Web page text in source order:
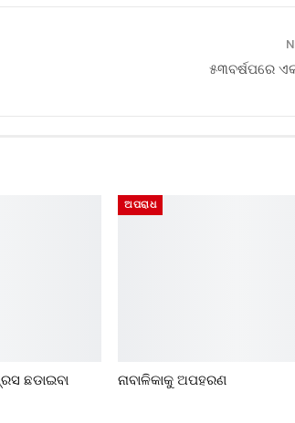
୫୩ବର୍ଷପରେ
ଛଡାଇବା
ଅପରାଧ
ନାବାଳିକାକୁ ଅପହରଣ